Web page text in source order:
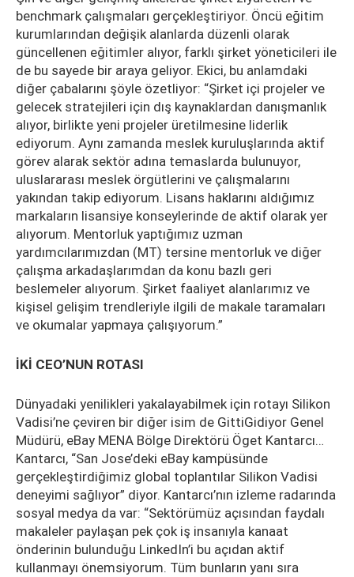
benchmark çalışmaları gerçekleştiriyor. Öncü eğitim
kurumlarından değişik alanlarda düzenli olarak
güncellenen eğitimler alıyor, farklı şirket yöneticileri ile
de bu sayede bir araya geliyor. Ekici, bu anlamdaki
diğer çabalarını şöyle özetliyor: “Şirket içi projeler ve
gelecek stratejileri için dış kaynaklardan danışmanlık
alıyor, birlikte yeni projeler üretilmesine liderlik
ediyorum. Aynı zamanda meslek kuruluşlarında aktif
görev alarak sektör adına temaslarda bulunuyor,
uluslararası meslek örgütlerini ve çalışmalarını
yakından takip ediyorum. Lisans haklarını aldığımız
markaların lisansiye konseylerinde de aktif olarak yer
alıyorum. Mentorluk yaptığımız uzman
yardımcılarımızdan (MT) tersine mentorluk ve diğer
çalışma arkadaşlarımdan da konu bazlı geri
beslemeler alıyorum. Şirket faaliyet alanlarımız ve
kişisel gelişim trendleriyle ilgili de makale taramaları
ve okumalar yapmaya çalışıyorum.”
İKİ CEO’NUN ROTASI
Dünyadaki yenilikleri yakalayabilmek için rotayı Silikon
Vadisi’ne çeviren bir diğer isim de GittiGidiyor Genel
Müdürü, eBay MENA Bölge Direktörü Öget Kantarcı…
Kantarcı, “San Jose’deki eBay kampüsünde
gerçekleştirdiğimiz global toplantılar Silikon Vadisi
deneyimi sağlıyor” diyor. Kantarcı’nın izleme radarında
sosyal medya da var: “Sektörümüz açısından faydalı
makaleler paylaşan pek çok iş insanıyla kanaat
önderinin bulunduğu LinkedIn’i bu açıdan aktif
kullanmayı önemsiyorum. Tüm bunların yanı sıra